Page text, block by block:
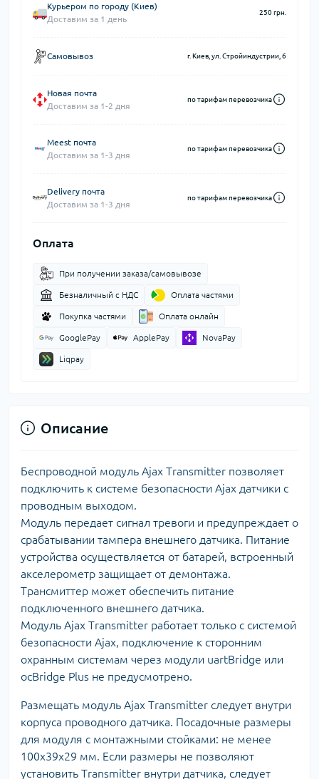
Курьером по городу (Киев)
Доставим за 1 день
250 грн.
Самовывоз г. Киев, ул. Стройиндустрии, 6
Новая почта
Доставим за 1-2 дня
по тарифам перевозчика
Meest почта
Доставим за 1-3 дня
по тарифам перевозчика
Delivery почта
Доставим за 1-3 дня
по тарифам перевозчика
Оплата
При получении заказа/самовывозе
Безналичный с НДС Оплата частями
Покупка частями Оплата онлайн
GooglePay ApplePay NovaPay
Liqpay
Описание
Беспроводной модуль Ajax Transmitter позволяет
подключить к системе безопасности Ajax датчики с
проводным выходом.
Модуль передает сигнал тревоги и предупреждает о
срабатывании тампера внешнего датчика. Питание
устройства осуществляется от батарей, встроенный
акселерометр защищает от демонтажа.
Трансмиттер может обеспечить питание
подключенного внешнего датчика.
Модуль Ajax Transmitter работает только с системой
безопасности Ajax, подключение к сторонним
охранным системам через модули uartBridge или
ocBridge Plus не предусмотрено.
Размещать модуль Ajax Transmitter следует внутри
корпуса проводного датчика. Посадочные размеры
для модуля с монтажными стойками: не менее
100x39x29 мм. Если размеры не позволяют
установить Transmitter внутри датчика, следует